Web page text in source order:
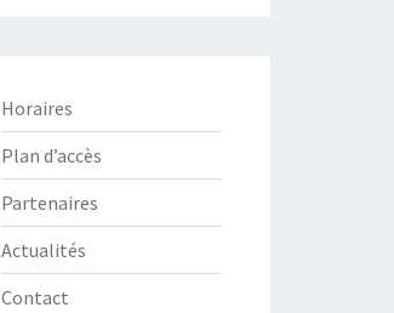
Horaires
Plan d’accès
Partenaires
Actualités
Contact